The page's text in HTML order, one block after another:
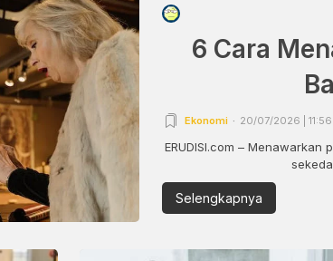
6 Cara
Ekonomi 20/07/2026 | 11:56
ERUDISI.com –
Selengkapnya